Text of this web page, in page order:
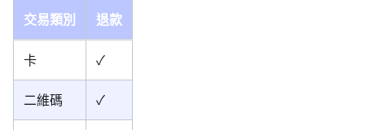
交易類別 退款
卡 ✓
二維碼 ✓